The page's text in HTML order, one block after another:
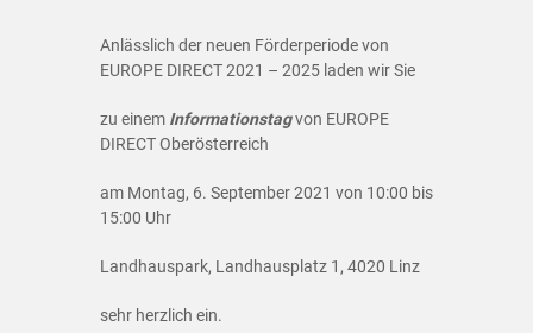
Anlässlich der neuen Förderperiode von
EUROPE DIRECT 2021 – 2025 laden wir Sie
zu einem Informationstagvon EUROPE
DIRECT Oberösterreich
am Montag, 6. September 2021 von 10:00 bis
15:00 Uhr
Landhauspark, Landhausplatz 1, 4020 Linz
sehr herzlich ein.